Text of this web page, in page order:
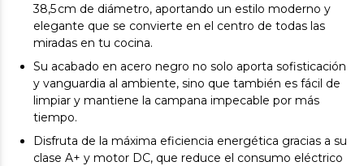
38,5 cm de diámetro, aportando un estilo moderno y
elegante que se convierte en el centro de todas las
miradas en tu cocina.
Su acabado en acero negro no solo aporta sofisticación
y vanguardia al ambiente, sino que también es fácil de
limpiar y mantiene la campana impecable por más
tiempo.
Disfruta de la máxima eficiencia energética gracias a su
clase A+ y motor DC, que reduce el consumo eléctrico